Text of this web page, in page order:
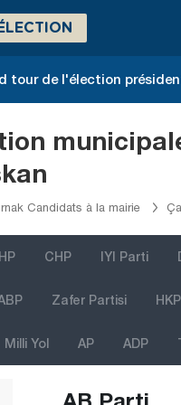
ÉLECTION
tour de l'élection
Candidats à la mairie
CHP IYI Parti
Zafer Partisi HKP
Milli Yol AP ADP